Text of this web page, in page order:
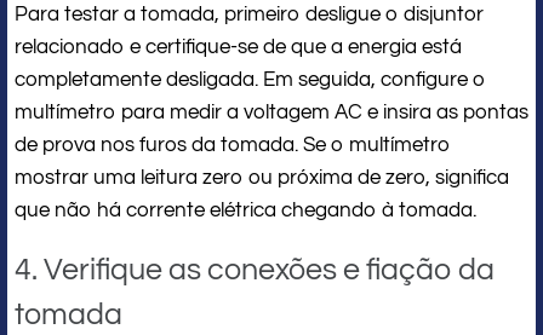
Para testar a tomada, primeiro desligue o disjuntor
relacionado e certifique-se de que a energia está
completamente desligada. Em seguida, configure o
multímetro para medir a voltagem AC e insira as pontas
de prova nos furos da tomada. Se o multímetro
mostrar uma leitura zero ou próxima de zero, significa
que não há corrente elétrica chegando à tomada.
4. Verifique as conexões e fiação da
tomada